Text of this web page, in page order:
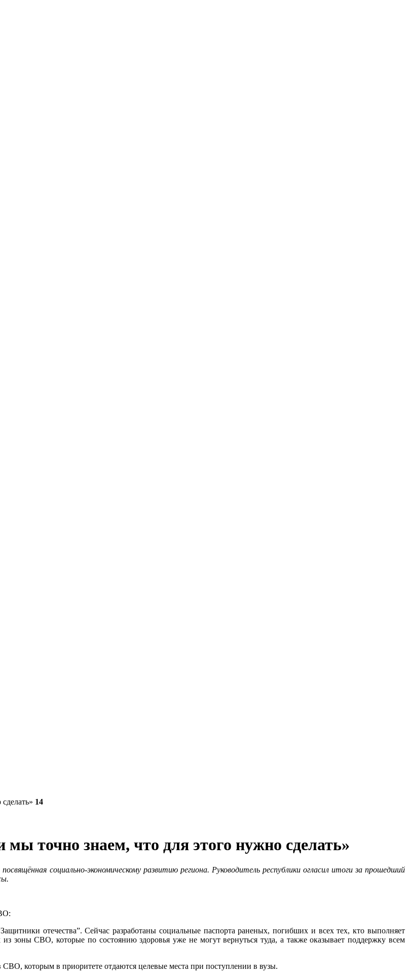
14
точно знаем, что для этого нужно сделать»
социально-экономическому развитию региона. Руководитель республики огласил итоги за прошедший
отечества”. Сейчас разработаны социальные паспорта раненых, погибших и всех тех, кто выполняет
зоны СВО, которые по состоянию здоровья уже не могут вернуться туда, а также оказывает поддержку всем
которым в приоритете отдаются целевые места при поступлении в вузы.